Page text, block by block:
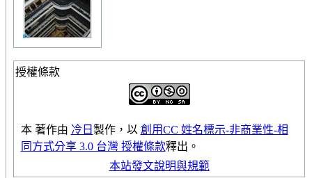
授權條款
本 著作由 冷日 製作，以 創用CC 姓名標示-非商業性-相
同方式分享 3.0 台灣 授權條款釋出。
本站發文說明與規範